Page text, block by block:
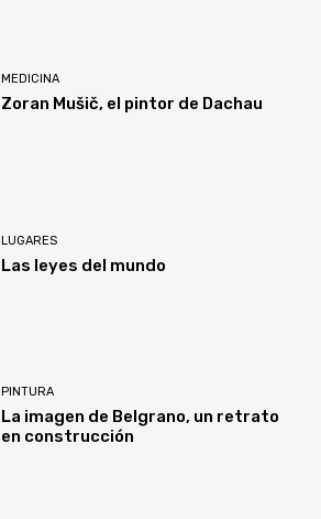
MEDICINA
Zoran Mušič, el pintor de Dachau
LUGARES
Las leyes del mundo
PINTURA
La imagen de Belgrano, un retrato
en construcción